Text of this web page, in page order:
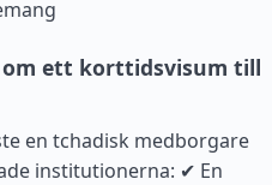
ett korttidsvisum till
en tchadisk medborgare
institutionerna: ✔ En